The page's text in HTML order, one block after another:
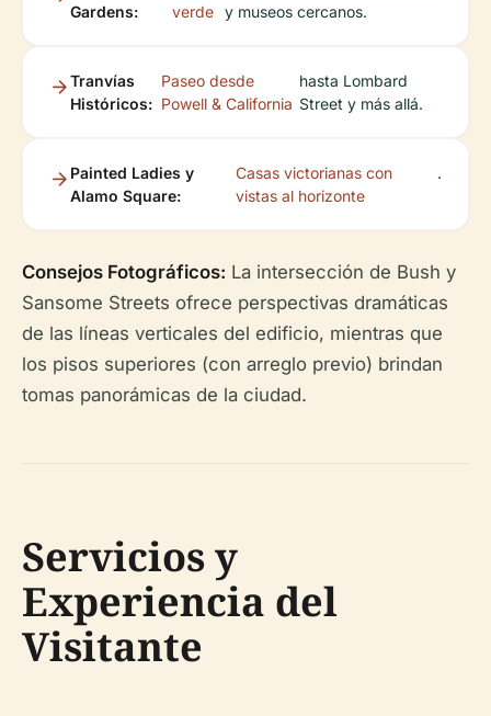
Gardens:
verde y museos cercanos.
Tranvías
Históricos:
Paseo desde
Powell & California
hasta Lombard
Street y más allá.
Painted Ladies y
Alamo Square:
Casas victorianas con
vistas al horizonte
.
Consejos Fotográficos: La intersección de Bush y
Sansome Streets ofrece perspectivas dramáticas
de las líneas verticales del edificio, mientras que
los pisos superiores (con arreglo previo) brindan
tomas panorámicas de la ciudad.
Servicios y
Experiencia del
Visitante